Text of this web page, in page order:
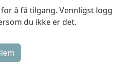
å få tilgang. Vennligst logg
du ikke er det.